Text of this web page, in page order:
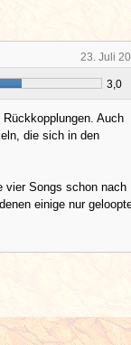
23. Juli
3,0
Auch
die sich in den
vier Songs schon nach
einige nur